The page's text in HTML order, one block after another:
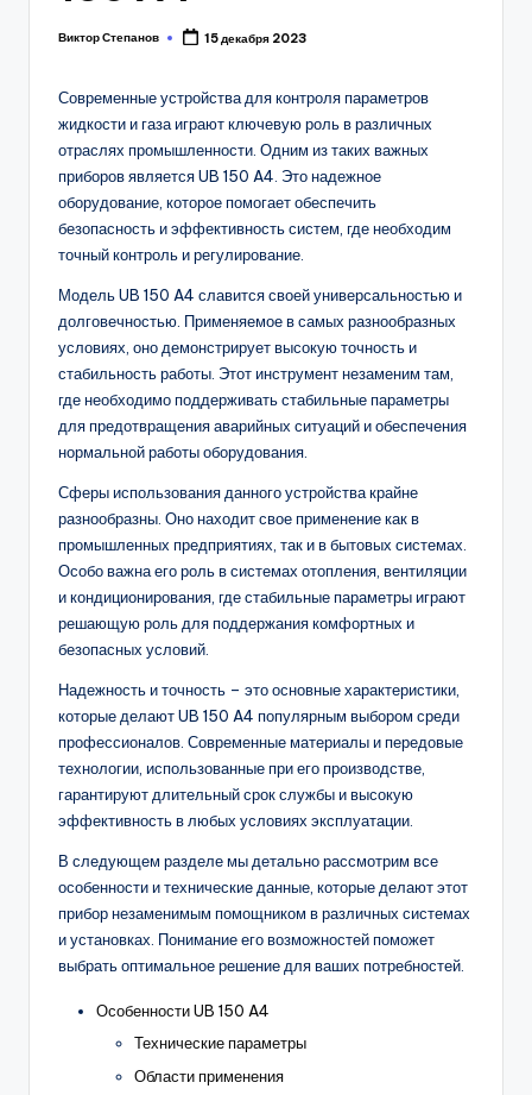
Posted
Виктор Степанов 15 декабря 2023
Современные устройства для контроля параметров
жидкости и газа играют ключевую роль в различных
отраслях промышленности. Одним из таких важных
приборов является UB 150 A4. Это надежное
оборудование, которое помогает обеспечить
безопасность и эффективность систем, где необходим
точный контроль и регулирование.
Модель UB 150 A4 славится своей универсальностью и
долговечностью. Применяемое в самых разнообразных
условиях, оно демонстрирует высокую точность и
стабильность работы. Этот инструмент незаменим там,
где необходимо поддерживать стабильные параметры
для предотвращения аварийных ситуаций и обеспечения
нормальной работы оборудования.
Сферы использования данного устройства крайне
разнообразны. Оно находит свое применение как в
промышленных предприятиях, так и в бытовых системах.
Особо важна его роль в системах отопления, вентиляции
и кондиционирования, где стабильные параметры играют
решающую роль для поддержания комфортных и
безопасных условий.
Надежность и точность – это основные характеристики,
которые делают UB 150 A4 популярным выбором среди
профессионалов. Современные материалы и передовые
технологии, использованные при его производстве,
гарантируют длительный срок службы и высокую
эффективность в любых условиях эксплуатации.
В следующем разделе мы детально рассмотрим все
особенности и технические данные, которые делают этот
прибор незаменимым помощником в различных системах
и установках. Понимание его возможностей поможет
выбрать оптимальное решение для ваших потребностей.
Особенности UB 150 A4
Технические параметры
Области применения